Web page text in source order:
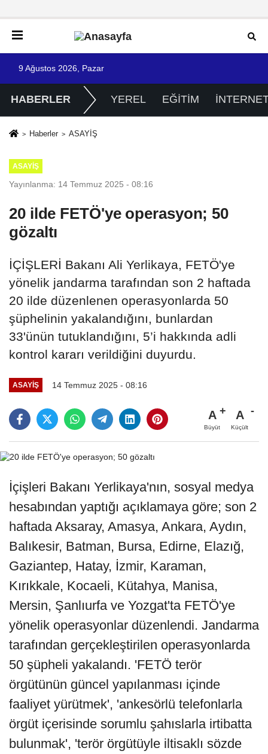
9 Ağustos 2026, Pazar
HABERLER YEREL EĞİTİM
Haberler ASAYİŞ
ASAYİŞ
Yayınlanma: 14 Temmuz 2025 - 08:16
20 ilde FETÖ'ye operasyon; 50
gözaltı
İÇİŞLERİ Bakanı Ali Yerlikaya, FETÖ'ye
yönelik jandarma tarafından son 2 haftada
20 ilde düzenlenen operasyonlarda 50
şüphelinin yakalandığını, bunlardan
33'ünün tutuklandığını, 5’i hakkında adli
kontrol kararı verildiğini duyurdu.
ASAYİŞ 14 Temmuz 2025 - 08:16
A
Büyüt
A
Küçült
İçişleri Bakanı Yerlikaya'nın, sosyal medya
hesabından yaptığı açıklamaya göre; son 2
haftada Aksaray, Amasya, Ankara, Aydın,
Balıkesir, Batman, Bursa, Edirne, Elazığ,
Gaziantep, Hatay, İzmir, Karaman,
Kırıkkale, Kocaeli, Kütahya, Manisa,
Mersin, Şanlıurfa ve Yozgat'ta FETÖ'ye
yönelik operasyonlar düzenlendi. Jandarma
tarafından gerçekleştirilen operasyonlarda
50 şüpheli yakalandı. 'FETÖ terör
örgütünün güncel yapılanması içinde
faaliyet yürütmek', 'ankesörlü telefonlarla
örgüt içerisinde sorumlu şahıslarla irtibatta
bulunmak', 'terör örgütüyle iltisaklı sözde